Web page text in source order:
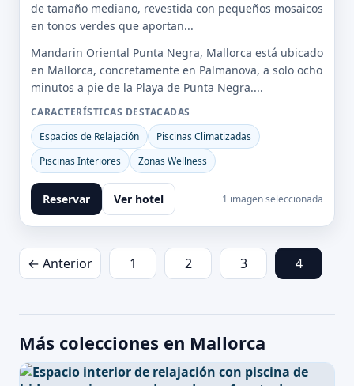
de tamaño mediano, revestida con pequeños mosaicos
en tonos verdes que aportan...
Mandarin Oriental Punta Negra, Mallorca está ubicado
en Mallorca, concretamente en Palmanova, a solo ocho
minutos a pie de la Playa de Punta Negra....
CARACTERÍSTICAS DESTACADAS
Espacios de Relajación
Piscinas Climatizadas
Piscinas Interiores
Zonas Wellness
Reservar Ver hotel 1 imagen seleccionada
← Anterior 1 2 3 4
Más colecciones en Mallorca